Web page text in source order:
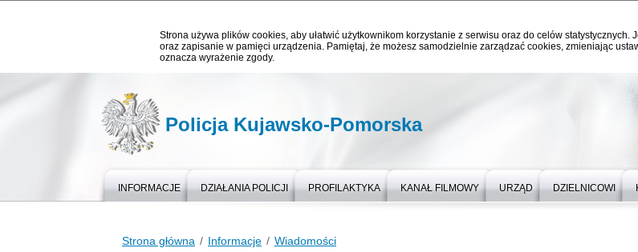
Strona używa plików cookies, aby ułatwić użytkownikom korzystanie z serwisu oraz do celów
oraz zapisanie w pamięci urządzenia. Pamiętaj, że możesz samodzielnie zarządzać cookies, zmieniając
oznacza wyrażenie zgody.
Policja Kujawsko-Pomorska
INFORMACJE DZIAŁANIA POLICJI PROFILAKTYKA KANAŁ FILMOWY URZĄD DZIELNICOWI
Strona główna Informacje Wiadomości